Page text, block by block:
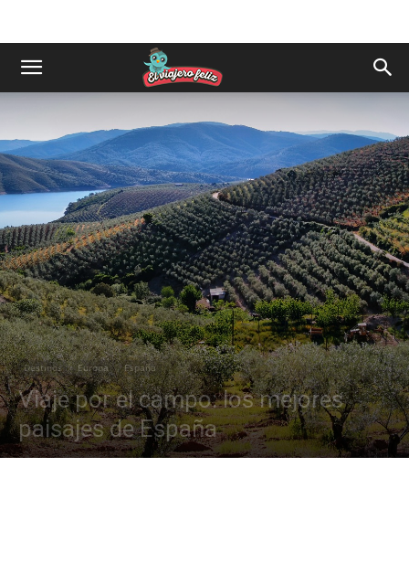
Destinos Europa España
Viaje por el campo: los mejores
paisajes de España